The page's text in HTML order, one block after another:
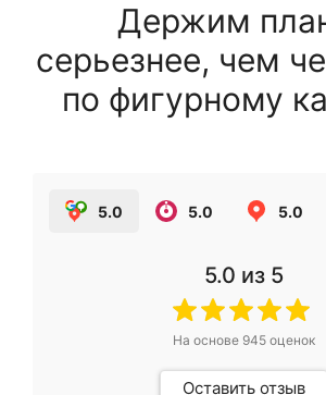
Держим
серьезнее, чем
по фигурному
5.0 5.0 5.0
5.0 из 5
На основе 945оценок
Оставить отзыв